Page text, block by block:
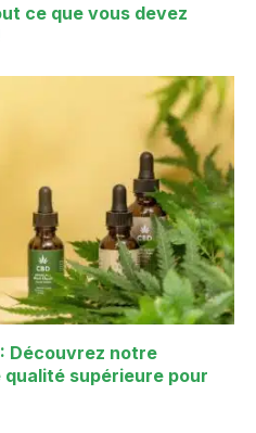
ce que vous devez
Découvrez notre
supérieure pour